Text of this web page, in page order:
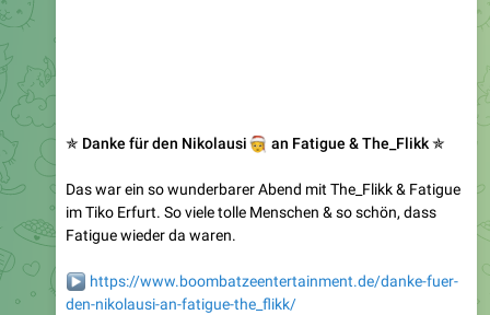
✯ Danke für den Nikolausi
🧑‍🎄an Fatigue & The_Flikk ✯
Das war ein so wunderbarer Abend mit The_Flikk & Fatigue
im Tiko Erfurt. So viele tolle Menschen & so schön, dass
Fatigue wieder da waren.
https://www.boombatzeentertainment.de/danke-fuer-
den-nikolausi-an-fatigue-the_flikk/